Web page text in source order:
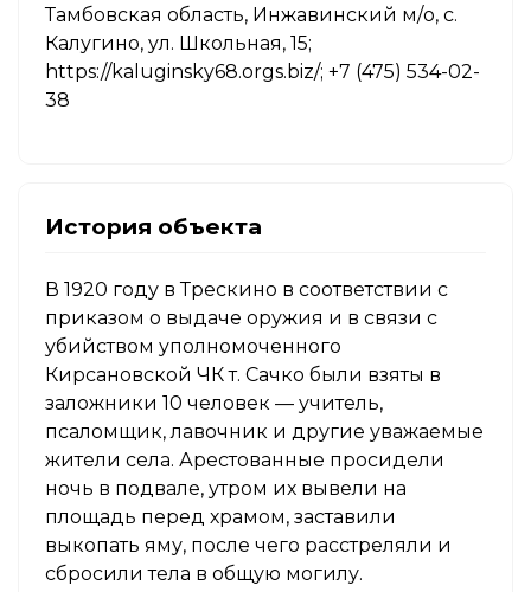
Тамбовская область, Инжавинский м/о, с.
Калугино, ул. Школьная, 15;
https://kaluginsky68.orgs.biz/; +7 (475) 534-02-
38
История объекта
В 1920 году в Трескино в соответствии с
приказом о выдаче оружия и в связи с
убийством уполномоченного
Кирсановской ЧК т. Сачко были взяты в
заложники 10 человек — учитель,
псаломщик, лавочник и другие уважаемые
жители села. Арестованные просидели
ночь в подвале, утром их вывели на
площадь перед храмом, заставили
выкопать яму, после чего расстреляли и
сбросили тела в общую могилу.